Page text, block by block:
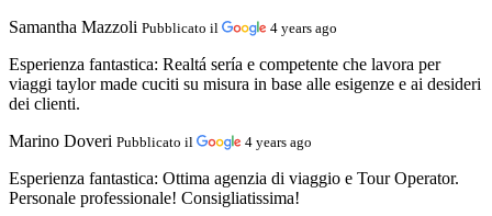
Samantha Mazzoli Pubblicato il 4 years ago
Esperienza fantastica: Realtá sería e competente che lavora per
viaggi taylor made cuciti su misura in base alle esigenze e ai desideri
dei clienti.
Marino Doveri Pubblicato il 4 years ago
Esperienza fantastica: Ottima agenzia di viaggio e Tour Operator.
Personale professionale! Consigliatissima!